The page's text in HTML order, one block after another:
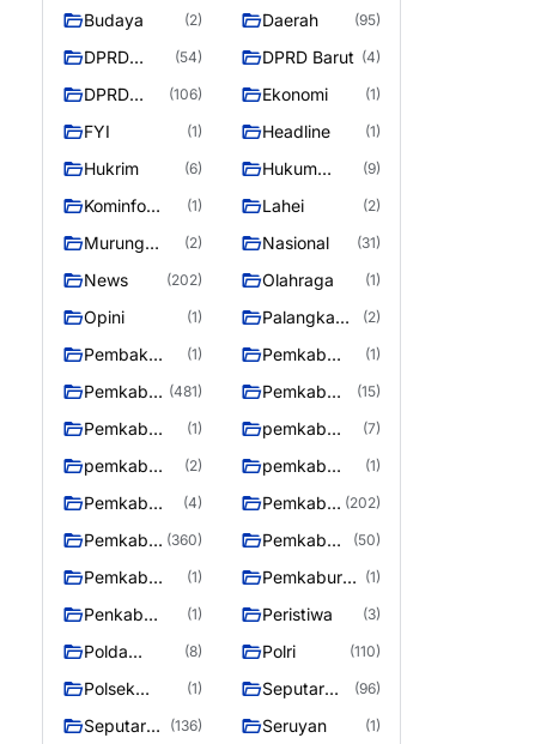
Budaya (2) Daerah (95)
DPRD
Utara
(54) DPRD Barut (4)
DPRD
Raya
(106) Ekonomi (1)
FYI (1) Headline (1)
Hukrim (6)
Hukum
(9)
Kominfo
(1) Lahei (2)
Murung
(2) Nasional (31)
News (202) Olahraga (1)
Opini (1)
Palangka
(2)
Pembak
Murung raya
(1)
Pemkab
(1)
Pemkab
Utara
(481)
Pemkab
(15)
Pemkab
(1)
pemkab
(7)
pemkab
(2)
pemkab
Raya
(1)
Pemkab
murung raya
(4)
Pemkab
raya
(202)
Pemkab
Raya
(360)
Pemkab
Raya 4
(50)
Pemkab
(1)
Pemkaburun (1)
Penkab
(1) Peristiwa (3)
Polda
(8) Polri (110)
Polsek
Teweh Timur
(1)
Seputar
Murung
(96)
Seputar
(136) Seruyan (1)